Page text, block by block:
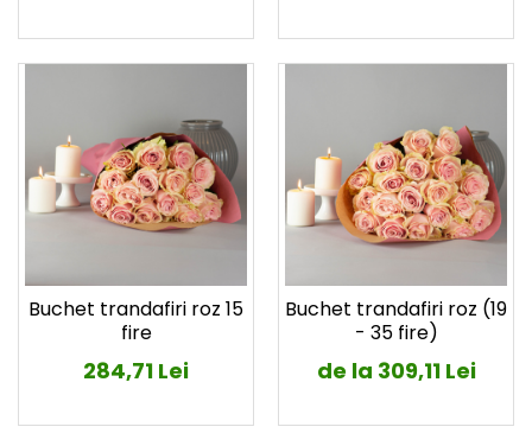
Buchet trandafiri roz 15
fire
284,71 Lei
Buchet trandafiri roz (19
- 35 fire)
de la 309,11 Lei